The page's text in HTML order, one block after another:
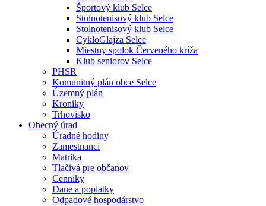
Športový klub Selce
Stolnotenisový klub Selce
Stolnotenisový klub Selce
CykloGlajza Selce
Miestny spolok Červeného kríža
Klub seniorov Selce
PHSR
Komunitný plán obce Selce
Územný plán
Kroniky
Trhovisko
Obecný úrad
Úradné hodiny
Zamestnanci
Matrika
Tlačivá pre občanov
Cenníky
Dane a poplatky
Odpadové hospodárstvo